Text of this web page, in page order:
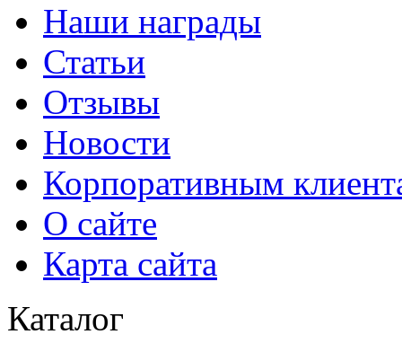
Наши награды
Статьи
Отзывы
Новости
Корпоративным
О сайте
Карта сайта
Каталог